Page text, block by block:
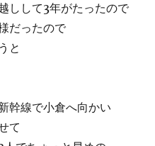
しして3年がたったので
だったので
と
幹線で小倉へ向かい
て